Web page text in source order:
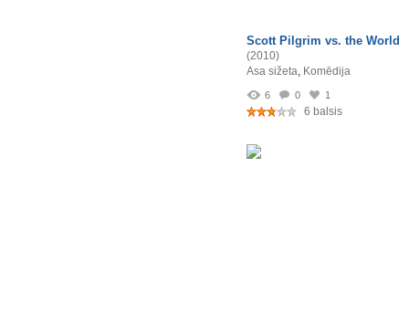
Scott Pilgrim vs. the World
(2010)
Asa sižeta, Komēdija
6 0 1
6 balsis